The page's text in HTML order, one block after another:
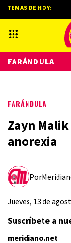
FARÁNDULA
Zayn
anorexia
Por
Jueves, 13 de
Suscríbete a
meridiano.net
TEMAS DE HOY:
FARÁNDULA